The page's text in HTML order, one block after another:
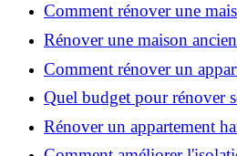
Comment rénover une
coûts et conseils ?
Rénover une maison
étapes, budget et astuces
Comment rénover un
?
Quel budget pour rénover
2026 ?
Rénover un appartement
conseils pratiques et